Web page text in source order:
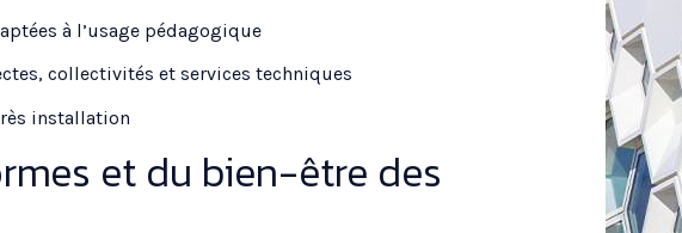
à l’usage pédagogique
collectivités et services techniques
installation
et du bien-être des